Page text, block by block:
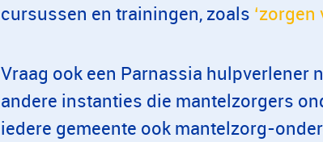
cursussen en trainingen, zoals
​Vraag ook een Parnassia hulpverlener
andere instanties die mantelzorgers
iedere gemeente ook mantelzorg-